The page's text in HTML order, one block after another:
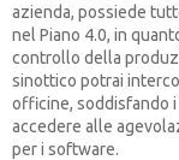
azienda, possiede
nel Piano 4.0, in
controllo della
sinottico potrai
officine, soddisfando
accedere alle
per i software.